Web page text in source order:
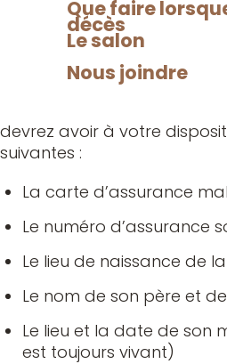
Que faire
décès
Le salon
Nous joindre
et vous fixer une rencontre
Vous devrez vous préparer
devrez avoir à votre
suivantes :
La carte d’assurance
Le numéro d’assurance
Le lieu de naissance de
Le nom de son père et
Le lieu et la date de son
est toujours vivant)